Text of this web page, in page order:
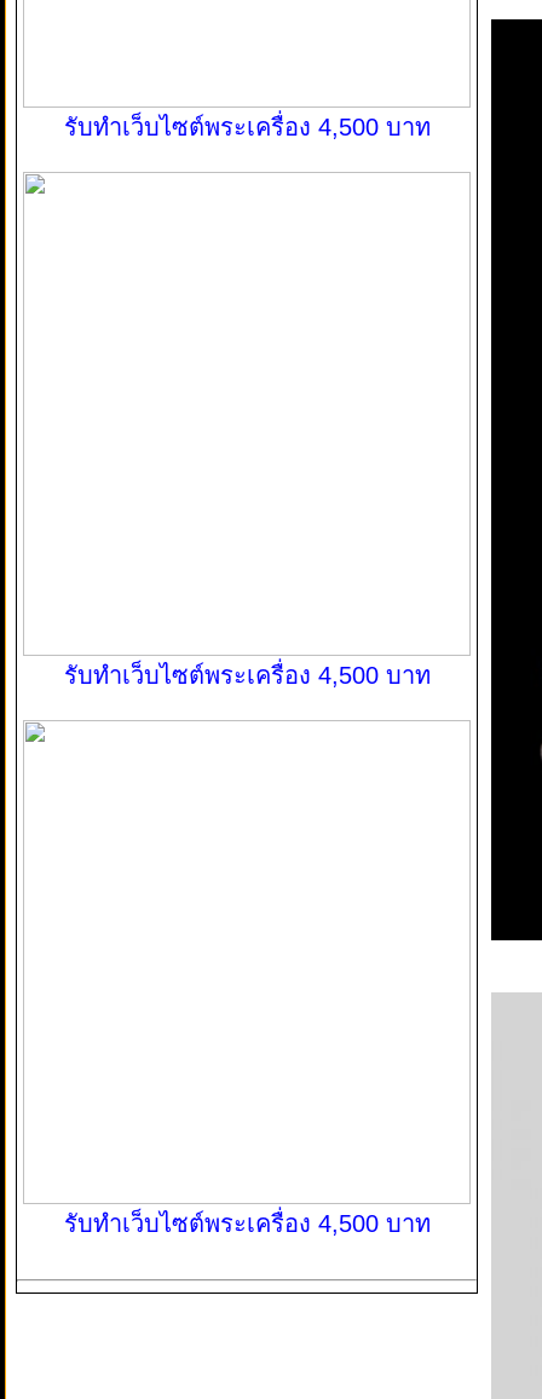
รับทำเว็บไซต์พระเครื่อง 4,500 บาท
รับทำเว็บไซต์พระเครื่อง 4,500 บาท
รับทำเว็บไซต์พระเครื่อง 4,500 บาท